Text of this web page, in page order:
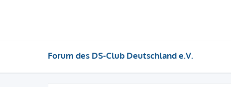
Forum des DS-Club Deutschland e.V.